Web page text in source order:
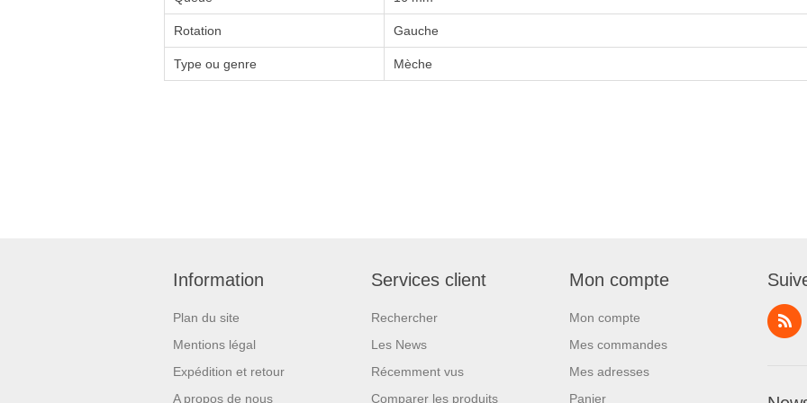
Rotation Gauche
Type ou genre Mèche
Information
Plan du site
Mentions légal
Expédition et retour
A propos de nous
Services client
Rechercher
Les News
Récemment vus
Comparer les produits
Mon compte
Mon compte
Mes commandes
Mes adresses
Panier